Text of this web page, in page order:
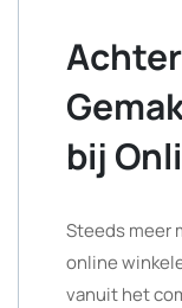
bij
Steeds meer
online
vanuit het